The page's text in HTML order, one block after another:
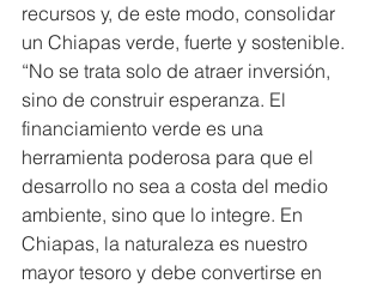
recursos y, de este modo, consolidar
un Chiapas verde, fuerte y sostenible.
“No se trata solo de atraer inversión,
sino de construir esperanza. El
financiamiento verde es una
herramienta poderosa para que el
desarrollo no sea a costa del medio
ambiente, sino que lo integre. En
Chiapas, la naturaleza es nuestro
mayor tesoro y debe convertirse en